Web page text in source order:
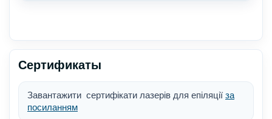
Сертификаты
Завантажити сертифікати лазерів для епіляції за
посиланням